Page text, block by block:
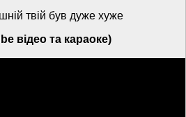
твій був дуже хуже
відео та караоке)